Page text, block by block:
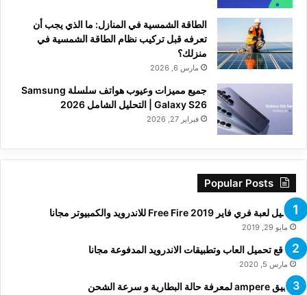
الطاقة الشمسية في المنازل: ما الذي يجب أن
تعرفه قبل تركيب نظام الطاقة الشمسية في
منزلك؟
مارس 6, 2026
جميع مميزات وعيوب هواتف سلسلة Samsung
Galaxy S26 | التحليل الشامل 2026
فبراير 27, 2026
Popular Posts
تحميل لعبة فري فاير Free Fire 2019 للاندرويد والكمبيوتر مجانا
مايو 29, 2019
مواقع تحميل العاب وتطبيقات الاندرويد المدفوعة مجانا
مارس 5, 2020
تطبيق ampere لمعرفة حالة البطارية و سرعة الشحن